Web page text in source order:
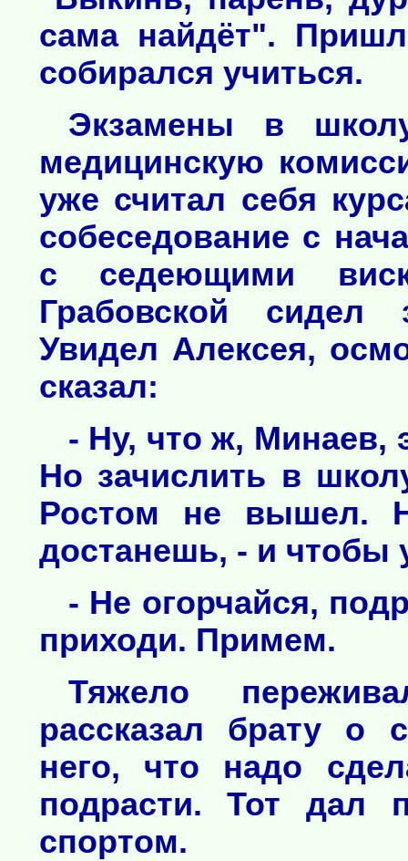
сама найдёт".
собирался учиться.
Экзамены в
медицинскую
уже считал себя
собеседование с
с седеющими
Грабовской
Увидел Алексея,
сказал:
- Ну, что ж, Минаев,
Но зачислить в
Ростом не вышел.
достанешь, - и чтобы
- Не огорчайся,
приходи. Примем.
Тяжело
рассказал брату о
него, что надо
подрасти. Тот дал
спортом.